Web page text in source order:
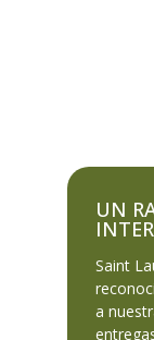
UN
Saint
a